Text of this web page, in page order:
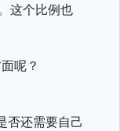
这个比例也
呢？
否还需要自己